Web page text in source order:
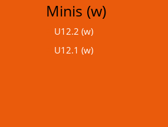
Minis (w)
U12.2 (w)
U12.1 (w)